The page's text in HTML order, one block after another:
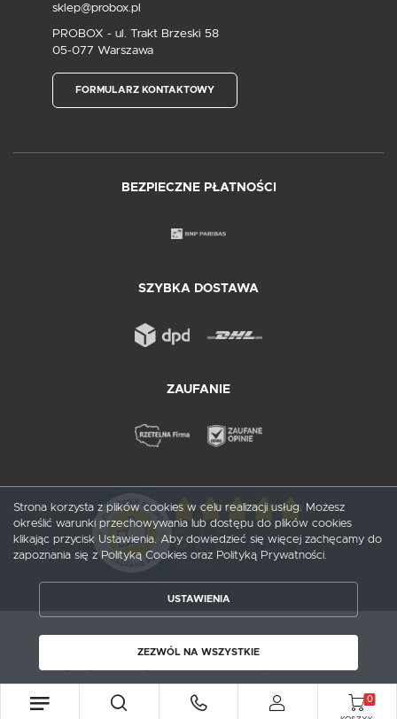
sklep@probox.pl
PROBOX - ul. Trakt Brzeski 58
05-077 Warszawa
FORMULARZ KONTAKTOWY
BEZPIECZNE PŁATNOŚCI
SZYBKA DOSTAWA
ZAUFANIE
5/ 5
Copyright by probox.pl
0
Strona korzysta z plików cookies w celu realizacji usług. Możesz
określić warunki przechowywania lub dostępu do plików cookies
klikając przycisk Ustawienia. Aby dowiedzieć się więcej zachęcamy do
zapoznania się z Polityką Cookies oraz Polityką Prywatności.
USTAWIENIA
ZEZWÓL NA WSZYSTKIE